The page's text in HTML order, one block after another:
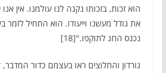
הוא זכות, בזכותו נקנה לנו עולמנו. אין
את גודל מעשנו וייעודו. הוא התחיל לזמר
נכנס החג לתוקפו."[18]
גורדון והחלוצים ראו בעצמם כדור